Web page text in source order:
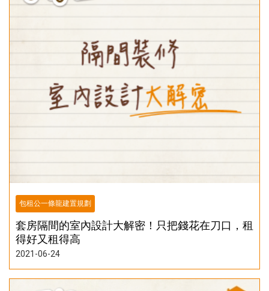
包租公一條龍建置規劃
套房隔間的室內設計大解密！只把錢花在刀口，租
得好又租得高
2021-06-24